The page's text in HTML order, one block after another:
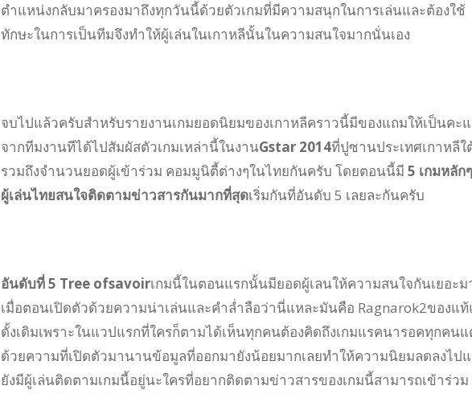
ตำแหน่งกลับมาครองมาถึงทุกวันนี้ด้วยตัวเกมที่มีความสนุกในการเล่นและต้องใช้
ทักษะในการเป็นทีมจึงทำให้ผู้เล่นในเกาหลีนั้นในความสนใจมากนั่นเอง
จบไปแล้วครับสำหรับรายงานเกมยอดนิยมของเกาหลีคราวนี้มีของแถมให้เป็นคะ
จากทีมงานทีได้ไปสัมผัสตัวเกมเหล่านี้ในงานGstar 2014ที่ปูซานประเทศเกาหลีใ
รวมถึงจำนวนยอดผู้เข้าร่วม คอมมูนิตี้ต่างๆในไทยกันครับ โดยตอนนี้มี 5 เกมหลัก
ผู้เล่นไทยสนใจติดตามข่าวสารกันมากที่สุดเริ่มกันที่อันดับ 5 เลยละกันครับ
อันดับที่ 5 Tree ofsavoirเกมนี้ในตอนแรกนั้นมียอดผู้เลนให้ความสนใจกันเยอะม
เมื่อตอนเปิดตัวด้วยความน่าเล่นและคำล่ำลือว่านี่แหละมันคือ Ragnarok2ของแท้
ดั้งเดิมเพราะในแวปแรกที่ใครก็ตามได้เห็นทุกคนต้องคิดถึงเกมแรคนารอคทุกคนแ
ด้วยความที่เปิดตัวมานานข้อมูลที่ออกมายังน้อยมากเลยทำให้ความนิยมลดลงไป
ยังมีผู้เล่นติดตามเกมนี้อยู่นะใครที่อยากติดตามข่าวสารของเกมนี้สามารถเข้าร่วม